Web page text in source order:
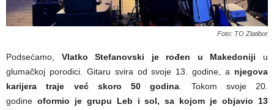
Foto: TO Zlatibor
Podsećamo, Vlatko Stefanovski je rođen u Makedoniji u
glumačkoj porodici. Gitaru svira od svoje 13. godine, a njegova
karijera traje već skoro 50 godina. Tokom svoje 20.
godine oformio je grupu Leb i sol, sa kojom je objavio 13